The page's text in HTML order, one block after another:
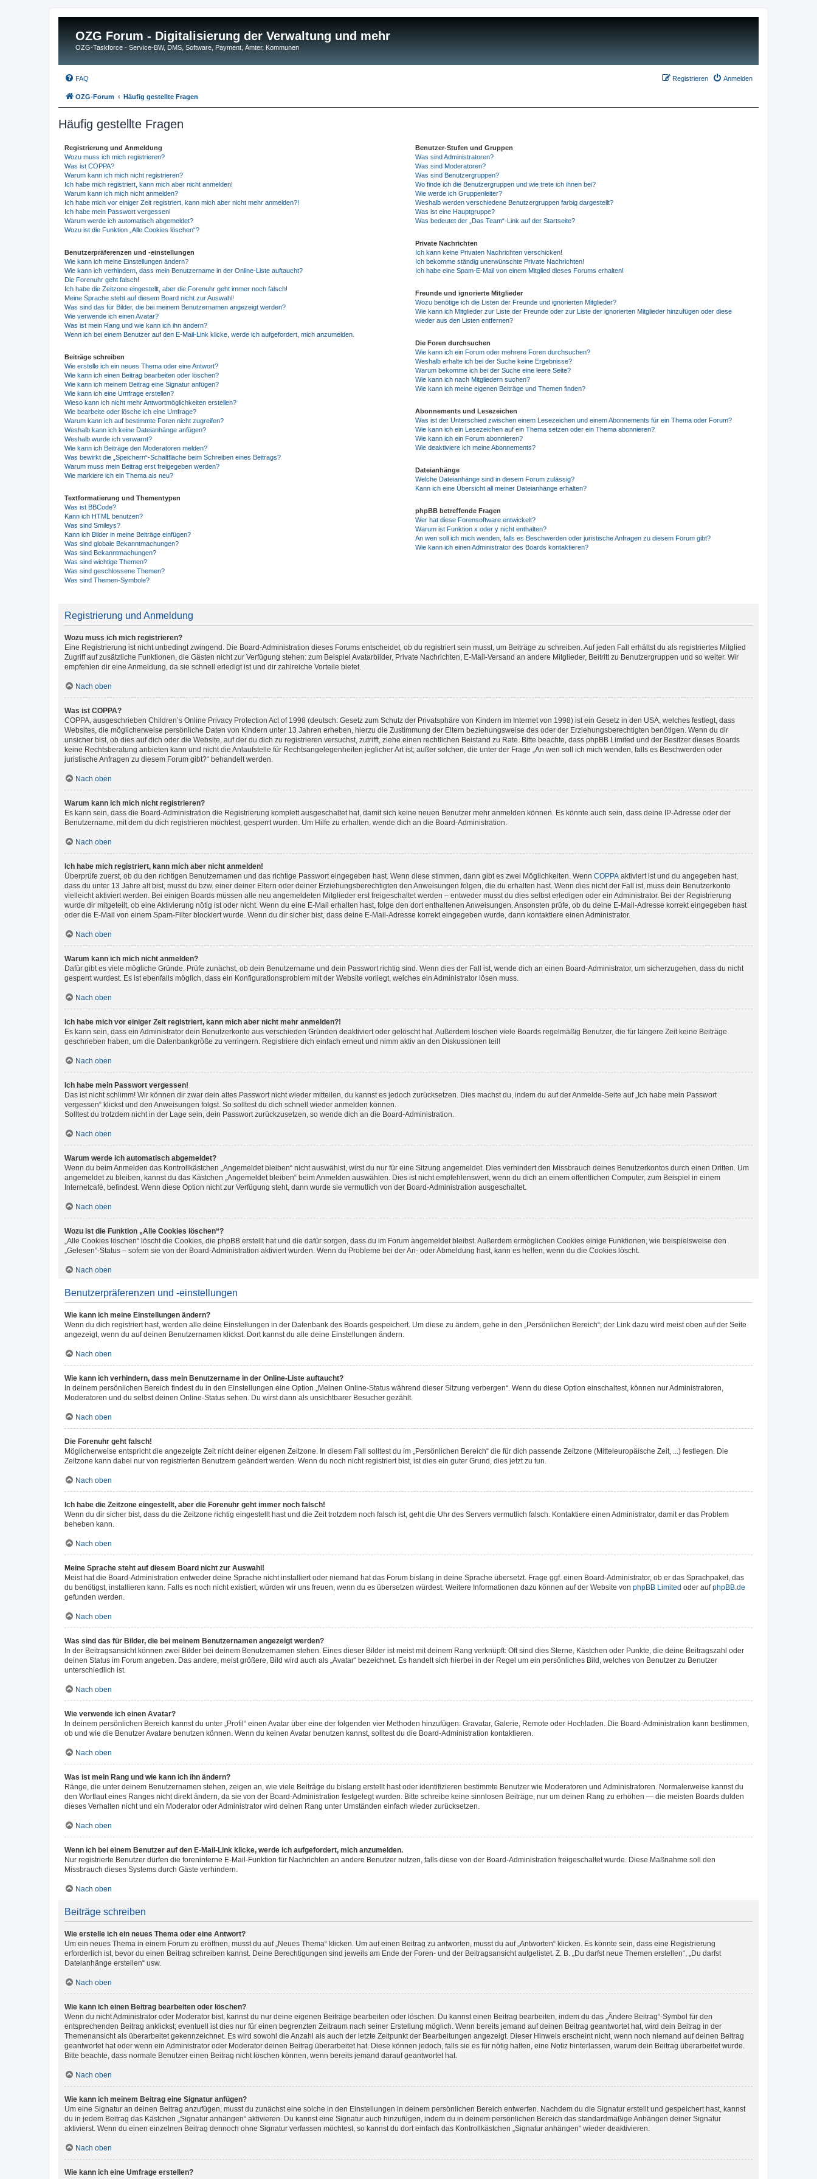
OZG Forum - Digitalisierung der Verwaltung und mehr
OZG-Taskforce - Service-BW, DMS, Software, Payment, Ämter, Kommunen
FAQ Anmelden
Registrieren
OZG-Forum Häufig gestellte Fragen
Häufig gestellte Fragen
Registrierung und Anmeldung
Wozu muss ich mich registrieren?
Was ist COPPA?
Warum kann ich mich nicht registrieren?
Ich habe mich registriert, kann mich aber nicht anmelden!
Warum kann ich mich nicht anmelden?
Ich habe mich vor einiger Zeit registriert, kann mich aber nicht mehr anmelden?!
Ich habe mein Passwort vergessen!
Warum werde ich automatisch abgemeldet?
Wozu ist die Funktion „Alle Cookies löschen“?
Benutzerpräferenzen und -einstellungen
Wie kann ich meine Einstellungen ändern?
Wie kann ich verhindern, dass mein Benutzername in der Online-Liste auftaucht?
Die Forenuhr geht falsch!
Ich habe die Zeitzone eingestellt, aber die Forenuhr geht immer noch falsch!
Meine Sprache steht auf diesem Board nicht zur Auswahl!
Was sind das für Bilder, die bei meinem Benutzernamen angezeigt werden?
Wie verwende ich einen Avatar?
Was ist mein Rang und wie kann ich ihn ändern?
Wenn ich bei einem Benutzer auf den E-Mail-Link klicke, werde ich aufgefordert, mich anzumelden.
Beiträge schreiben
Wie erstelle ich ein neues Thema oder eine Antwort?
Wie kann ich einen Beitrag bearbeiten oder löschen?
Wie kann ich meinem Beitrag eine Signatur anfügen?
Wie kann ich eine Umfrage erstellen?
Wieso kann ich nicht mehr Antwortmöglichkeiten erstellen?
Wie bearbeite oder lösche ich eine Umfrage?
Warum kann ich auf bestimmte Foren nicht zugreifen?
Weshalb kann ich keine Dateianhänge anfügen?
Weshalb wurde ich verwarnt?
Wie kann ich Beiträge den Moderatoren melden?
Was bewirkt die „Speichern“-Schaltfläche beim Schreiben eines Beitrags?
Warum muss mein Beitrag erst freigegeben werden?
Wie markiere ich ein Thema als neu?
Textformatierung und Thementypen
Was ist BBCode?
Kann ich HTML benutzen?
Was sind Smileys?
Kann ich Bilder in meine Beiträge einfügen?
Was sind globale Bekanntmachungen?
Was sind Bekanntmachungen?
Was sind wichtige Themen?
Was sind geschlossene Themen?
Was sind Themen-Symbole?
Benutzer-Stufen und Gruppen
Was sind Administratoren?
Was sind Moderatoren?
Was sind Benutzergruppen?
Wo finde ich die Benutzergruppen und wie trete ich ihnen bei?
Wie werde ich Gruppenleiter?
Weshalb werden verschiedene Benutzergruppen farbig dargestellt?
Was ist eine Hauptgruppe?
Was bedeutet der „Das Team“-Link auf der Startseite?
Private Nachrichten
Ich kann keine Privaten Nachrichten verschicken!
Ich bekomme ständig unerwünschte Private Nachrichten!
Ich habe eine Spam-E-Mail von einem Mitglied dieses Forums erhalten!
Freunde und ignorierte Mitglieder
Wozu benötige ich die Listen der Freunde und ignorierten Mitglieder?
Wie kann ich Mitglieder zur Liste der Freunde oder zur Liste der ignorierten Mitglieder hinzufügen oder diese
wieder aus den Listen entfernen?
Die Foren durchsuchen
Wie kann ich ein Forum oder mehrere Foren durchsuchen?
Weshalb erhalte ich bei der Suche keine Ergebnisse?
Warum bekomme ich bei der Suche eine leere Seite?
Wie kann ich nach Mitgliedern suchen?
Wie kann ich meine eigenen Beiträge und Themen finden?
Abonnements und Lesezeichen
Was ist der Unterschied zwischen einem Lesezeichen und einem Abonnements für ein Thema oder Forum?
Wie kann ich ein Lesezeichen auf ein Thema setzen oder ein Thema abonnieren?
Wie kann ich ein Forum abonnieren?
Wie deaktiviere ich meine Abonnements?
Dateianhänge
Welche Dateianhänge sind in diesem Forum zulässig?
Kann ich eine Übersicht all meiner Dateianhänge erhalten?
phpBB betreffende Fragen
Wer hat diese Forensoftware entwickelt?
Warum ist Funktion x oder y nicht enthalten?
An wen soll ich mich wenden, falls es Beschwerden oder juristische Anfragen zu diesem Forum gibt?
Wie kann ich einen Administrator des Boards kontaktieren?
Registrierung und Anmeldung
Wozu muss ich mich registrieren?
Eine Registrierung ist nicht unbedingt zwingend. Die Board-Administration dieses Forums entscheidet, ob du registriert sein musst, um Beiträge zu schreiben. Auf jeden Fall erhältst du als registriertes Mitglied
Zugriff auf zusätzliche Funktionen, die Gästen nicht zur Verfügung stehen: zum Beispiel Avatarbilder, Private Nachrichten, E-Mail-Versand an andere Mitglieder, Beitritt zu Benutzergruppen und so weiter. Wir
empfehlen dir eine Anmeldung, da sie schnell erledigt ist und dir zahlreiche Vorteile bietet.
Nach oben
Was ist COPPA?
COPPA, ausgeschrieben Children’s Online Privacy Protection Act of 1998 (deutsch: Gesetz zum Schutz der Privatsphäre von Kindern im Internet von 1998) ist ein Gesetz in den USA, welches festlegt, dass
Websites, die möglicherweise persönliche Daten von Kindern unter 13 Jahren erheben, hierzu die Zustimmung der Eltern beziehungsweise des oder der Erziehungsberechtigten benötigen. Wenn du dir
unsicher bist, ob dies auf dich oder die Website, auf der du dich zu registrieren versuchst, zutrifft, ziehe einen rechtlichen Beistand zu Rate. Bitte beachte, dass phpBB Limited und der Besitzer dieses Boards
keine Rechtsberatung anbieten kann und nicht die Anlaufstelle für Rechtsangelegenheiten jeglicher Art ist; außer solchen, die unter der Frage „An wen soll ich mich wenden, falls es Beschwerden oder
juristische Anfragen zu diesem Forum gibt?“ behandelt werden.
Nach oben
Warum kann ich mich nicht registrieren?
Es kann sein, dass die Board-Administration die Registrierung komplett ausgeschaltet hat, damit sich keine neuen Benutzer mehr anmelden können. Es könnte auch sein, dass deine IP-Adresse oder der
Benutzername, mit dem du dich registrieren möchtest, gesperrt wurden. Um Hilfe zu erhalten, wende dich an die Board-Administration.
Nach oben
Ich habe mich registriert, kann mich aber nicht anmelden!
Überprüfe zuerst, ob du den richtigen Benutzernamen und das richtige Passwort eingegeben hast. Wenn diese stimmen, dann gibt es zwei Möglichkeiten. Wenn COPPA aktiviert ist und du angegeben hast,
dass du unter 13 Jahre alt bist, musst du bzw. einer deiner Eltern oder deiner Erziehungsberechtigten den Anweisungen folgen, die du erhalten hast. Wenn dies nicht der Fall ist, muss dein Benutzerkonto
vielleicht aktiviert werden. Bei einigen Boards müssen alle neu angemeldeten Mitglieder erst freigeschaltet werden – entweder musst du dies selbst erledigen oder ein Administrator. Bei der Registrierung
wurde dir mitgeteilt, ob eine Aktivierung nötig ist oder nicht. Wenn du eine E-Mail erhalten hast, folge den dort enthaltenen Anweisungen. Ansonsten prüfe, ob du deine E-Mail-Adresse korrekt eingegeben hast
oder die E-Mail von einem Spam-Filter blockiert wurde. Wenn du dir sicher bist, dass deine E-Mail-Adresse korrekt eingegeben wurde, dann kontaktiere einen Administrator.
Nach oben
Warum kann ich mich nicht anmelden?
Dafür gibt es viele mögliche Gründe. Prüfe zunächst, ob dein Benutzername und dein Passwort richtig sind. Wenn dies der Fall ist, wende dich an einen Board-Administrator, um sicherzugehen, dass du nicht
gesperrt wurdest. Es ist ebenfalls möglich, dass ein Konfigurationsproblem mit der Website vorliegt, welches ein Administrator lösen muss.
Nach oben
Ich habe mich vor einiger Zeit registriert, kann mich aber nicht mehr anmelden?!
Es kann sein, dass ein Administrator dein Benutzerkonto aus verschieden Gründen deaktiviert oder gelöscht hat. Außerdem löschen viele Boards regelmäßig Benutzer, die für längere Zeit keine Beiträge
geschrieben haben, um die Datenbankgröße zu verringern. Registriere dich einfach erneut und nimm aktiv an den Diskussionen teil!
Nach oben
Ich habe mein Passwort vergessen!
Das ist nicht schlimm! Wir können dir zwar dein altes Passwort nicht wieder mitteilen, du kannst es jedoch zurücksetzen. Dies machst du, indem du auf der Anmelde-Seite auf „Ich habe mein Passwort
vergessen“ klickst und den Anweisungen folgst. So solltest du dich schnell wieder anmelden können.
Solltest du trotzdem nicht in der Lage sein, dein Passwort zurückzusetzen, so wende dich an die Board-Administration.
Nach oben
Warum werde ich automatisch abgemeldet?
Wenn du beim Anmelden das Kontrollkästchen „Angemeldet bleiben“ nicht auswählst, wirst du nur für eine Sitzung angemeldet. Dies verhindert den Missbrauch deines Benutzerkontos durch einen Dritten. Um
angemeldet zu bleiben, kannst du das Kästchen „Angemeldet bleiben“ beim Anmelden auswählen. Dies ist nicht empfehlenswert, wenn du dich an einem öffentlichen Computer, zum Beispiel in einem
Internetcafé, befindest. Wenn diese Option nicht zur Verfügung steht, dann wurde sie vermutlich von der Board-Administration ausgeschaltet.
Nach oben
Wozu ist die Funktion „Alle Cookies löschen“?
„Alle Cookies löschen“ löscht die Cookies, die phpBB erstellt hat und die dafür sorgen, dass du im Forum angemeldet bleibst. Außerdem ermöglichen Cookies einige Funktionen, wie beispielsweise den
„Gelesen“-Status – sofern sie von der Board-Administration aktiviert wurden. Wenn du Probleme bei der An- oder Abmeldung hast, kann es helfen, wenn du die Cookies löscht.
Nach oben
Benutzerpräferenzen und -einstellungen
Wie kann ich meine Einstellungen ändern?
Wenn du dich registriert hast, werden alle deine Einstellungen in der Datenbank des Boards gespeichert. Um diese zu ändern, gehe in den „Persönlichen Bereich“; der Link dazu wird meist oben auf der Seite
angezeigt, wenn du auf deinen Benutzernamen klickst. Dort kannst du alle deine Einstellungen ändern.
Nach oben
Wie kann ich verhindern, dass mein Benutzername in der Online-Liste auftaucht?
In deinem persönlichen Bereich findest du in den Einstellungen eine Option „Meinen Online-Status während dieser Sitzung verbergen“. Wenn du diese Option einschaltest, können nur Administratoren,
Moderatoren und du selbst deinen Online-Status sehen. Du wirst dann als unsichtbarer Besucher gezählt.
Nach oben
Die Forenuhr geht falsch!
Möglicherweise entspricht die angezeigte Zeit nicht deiner eigenen Zeitzone. In diesem Fall solltest du im „Persönlichen Bereich“ die für dich passende Zeitzone (Mitteleuropäische Zeit, ...) festlegen. Die
Zeitzone kann dabei nur von registrierten Benutzern geändert werden. Wenn du noch nicht registriert bist, ist dies ein guter Grund, dies jetzt zu tun.
Nach oben
Ich habe die Zeitzone eingestellt, aber die Forenuhr geht immer noch falsch!
Wenn du dir sicher bist, dass du die Zeitzone richtig eingestellt hast und die Zeit trotzdem noch falsch ist, geht die Uhr des Servers vermutlich falsch. Kontaktiere einen Administrator, damit er das Problem
beheben kann.
Nach oben
Meine Sprache steht auf diesem Board nicht zur Auswahl!
Meist hat die Board-Administration entweder deine Sprache nicht installiert oder niemand hat das Forum bislang in deine Sprache übersetzt. Frage ggf. einen Board-Administrator, ob er das Sprachpaket, das
du benötigst, installieren kann. Falls es noch nicht existiert, würden wir uns freuen, wenn du es übersetzen würdest. Weitere Informationen dazu können auf der Website von phpBB Limited oder aufphpBB.de
gefunden werden.
Nach oben
Was sind das für Bilder, die bei meinem Benutzernamen angezeigt werden?
In der Beitragsansicht können zwei Bilder bei deinem Benutzernamen stehen. Eines dieser Bilder ist meist mit deinem Rang verknüpft: Oft sind dies Sterne, Kästchen oder Punkte, die deine Beitragszahl oder
deinen Status im Forum angeben. Das andere, meist größere, Bild wird auch als „Avatar“ bezeichnet. Es handelt sich hierbei in der Regel um ein persönliches Bild, welches von Benutzer zu Benutzer
unterschiedlich ist.
Nach oben
Wie verwende ich einen Avatar?
In deinem persönlichen Bereich kannst du unter „Profil“ einen Avatar über eine der folgenden vier Methoden hinzufügen: Gravatar, Galerie, Remote oder Hochladen. Die Board-Administration kann bestimmen,
ob und wie die Benutzer Avatare benutzen können. Wenn du keinen Avatar benutzen kannst, solltest du die Board-Administration kontaktieren.
Nach oben
Was ist mein Rang und wie kann ich ihn ändern?
Ränge, die unter deinem Benutzernamen stehen, zeigen an, wie viele Beiträge du bislang erstellt hast oder identifizieren bestimmte Benutzer wie Moderatoren und Administratoren. Normalerweise kannst du
den Wortlaut eines Ranges nicht direkt ändern, da sie von der Board-Administration festgelegt wurden. Bitte schreibe keine sinnlosen Beiträge, nur um deinen Rang zu erhöhen — die meisten Boards dulden
dieses Verhalten nicht und ein Moderator oder Administrator wird deinen Rang unter Umständen einfach wieder zurücksetzen.
Nach oben
Wenn ich bei einem Benutzer auf den E-Mail-Link klicke, werde ich aufgefordert, mich anzumelden.
Nur registrierte Benutzer dürfen die foreninterne E-Mail-Funktion für Nachrichten an andere Benutzer nutzen, falls diese von der Board-Administration freigeschaltet wurde. Diese Maßnahme soll den
Missbrauch dieses Systems durch Gäste verhindern.
Nach oben
Beiträge schreiben
Wie erstelle ich ein neues Thema oder eine Antwort?
Um ein neues Thema in einem Forum zu eröffnen, musst du auf „Neues Thema“ klicken. Um auf einen Beitrag zu antworten, musst du auf „Antworten“ klicken. Es könnte sein, dass eine Registrierung
erforderlich ist, bevor du einen Beitrag schreiben kannst. Deine Berechtigungen sind jeweils am Ende der Foren- und der Beitragsansicht aufgelistet. Z. B. „Du darfst neue Themen erstellen“, „Du darfst
Dateianhänge erstellen“ usw.
Nach oben
Wie kann ich einen Beitrag bearbeiten oder löschen?
Wenn du nicht Administrator oder Moderator bist, kannst du nur deine eigenen Beiträge bearbeiten oder löschen. Du kannst einen Beitrag bearbeiten, indem du das „Ändere Beitrag“-Symbol für den
entsprechenden Beitrag anklickst; eventuell ist dies nur für einen begrenzten Zeitraum nach seiner Erstellung möglich. Wenn bereits jemand auf deinen Beitrag geantwortet hat, wird dein Beitrag in der
Themenansicht als überarbeitet gekennzeichnet. Es wird sowohl die Anzahl als auch der letzte Zeitpunkt der Bearbeitungen angezeigt. Dieser Hinweis erscheint nicht, wenn noch niemand auf deinen Beitrag
geantwortet hat oder wenn ein Administrator oder Moderator deinen Beitrag überarbeitet hat. Diese können jedoch, falls sie es für nötig halten, eine Notiz hinterlassen, warum dein Beitrag überarbeitet wurde.
Bitte beachte, dass normale Benutzer einen Beitrag nicht löschen können, wenn bereits jemand darauf geantwortet hat.
Nach oben
Wie kann ich meinem Beitrag eine Signatur anfügen?
Um eine Signatur an deinen Beitrag anzufügen, musst du zunächst eine solche in den Einstellungen in deinem persönlichen Bereich entwerfen. Nachdem du die Signatur erstellt und gespeichert hast, kannst
du in jedem Beitrag das Kästchen „Signatur anhängen“ aktivieren. Du kannst eine Signatur auch hinzufügen, indem du in deinem persönlichen Bereich das standardmäßige Anhängen deiner Signatur
aktivierst. Wenn du einen einzelnen Beitrag dennoch ohne Signatur verfassen möchtest, so kannst du dort einfach das Kontrollkästchen „Signatur anhängen“ wieder deaktivieren.
Nach oben
Wie kann ich eine Umfrage erstellen?